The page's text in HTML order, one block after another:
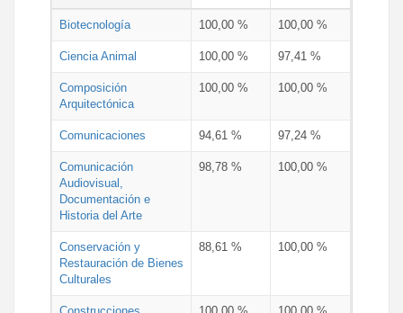
Biotecnología 100,00 % 100,00 %
Ciencia Animal 100,00 % 97,41 %
Composición
Arquitectónica
100,00 % 100,00 %
Comunicaciones 94,61 % 97,24 %
Comunicación
Audiovisual,
Documentación e
Historia del Arte
98,78 % 100,00 %
Conservación y
Restauración de Bienes
Culturales
88,61 % 100,00 %
Construcciones
100,00 % 100,00 %